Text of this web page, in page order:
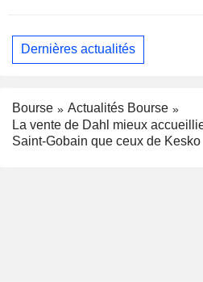
Dernières actualités
Bourse
Actualités Bourse
La vente de Dahl mieux
Saint-Gobain que ceux de Kesko